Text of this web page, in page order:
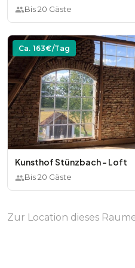
Bis20 Gäste
Ca. 163€/Tag
Kunsthof Stünzbach - Loft
Bis20 Gäste
Zur Location dieses